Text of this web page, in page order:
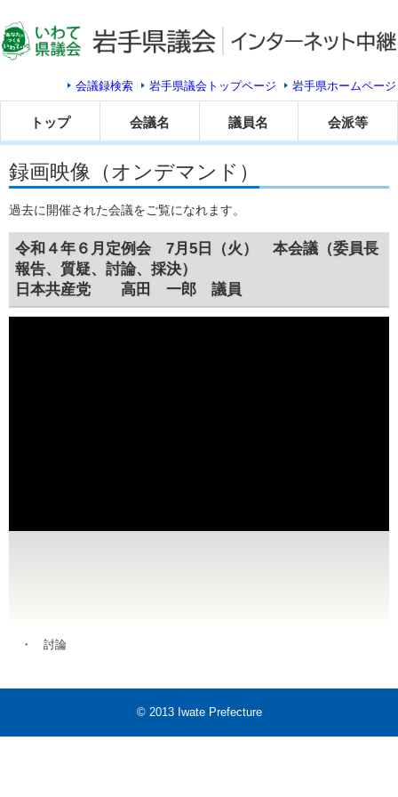
会議録検索 岩手県議会トップページ 岩手県ホームページ
トップ 会議名 議員名 会派等
録画映像（オンデマンド）
過去に開催された会議をご覧になれます。
令和４年６月定例会 7月5日（火） 本会議（委員長
報告、質疑、討論、採決）
日本共産党 高田 一郎 議員
・ 討論
© 2013 Iwate Prefecture